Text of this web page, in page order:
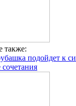
также:
подойдет к